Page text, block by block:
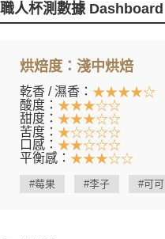
職人杯測數據 Dashboard
烘焙度：淺中烘焙
乾香 / 濕香： ★★★★☆
酸度： ★★★☆☆
甜度： ★★★☆☆
苦度： ★☆☆☆☆
口感： ★★☆☆☆
平衡感： ★★★☆☆
#莓果 #李子 #可可